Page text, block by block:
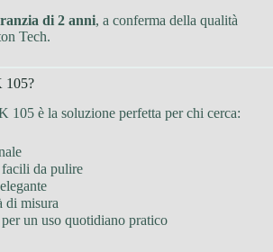
di 2 anni, a conferma della qualità
Tech.
105?
è la soluzione perfetta per chi cerca:
da pulire
di misura
un uso quotidiano pratico